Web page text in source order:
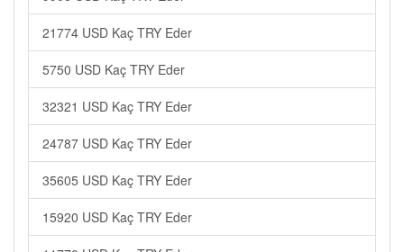
21774 USD Kaç TRY Eder
5750 USD Kaç TRY Eder
32321 USD Kaç TRY Eder
24787 USD Kaç TRY Eder
35605 USD Kaç TRY Eder
15920 USD Kaç TRY Eder